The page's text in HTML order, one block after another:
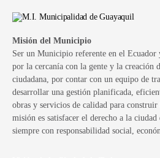
Misión del Municipio
Ser un Municipio referente en el
por la cercanía con la gente y la creación
ciudadana, por contar con un equipo de
desarrollar una gestión planificada,
obras y servicios de calidad para
misión es satisfacer el derecho a la ciudad
siempre con responsabilidad social,